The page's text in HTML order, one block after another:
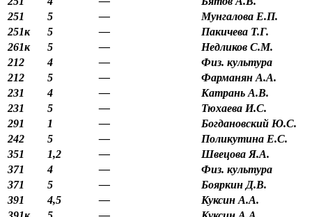
251
5 —
Мунгалова Е.П.
251к
5 —
Пакичева Т.Г.
261к
5 —
Недликов С.М.
212
4 —
Физ. культура
212
5 —
Фарманян А.А.
231
4 —
Катрань А.В.
231
5 —
Тюхаева И.С.
291
1 —
Богдановский Ю.С.
242
5 —
Поликутина Е.С.
351
1,2 —
Швецова Я.А.
371
4 —
Физ. культура
371
5 —
Бояркин Д.В.
391
4,5 —
Куксин А.А.